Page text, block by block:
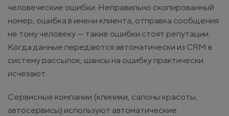
человеческие ошибки. Неправильно скопированный
номер, ошибка в имени клиента, отправка сообщения
не тому человеку — такие ошибки стоят репутации.
Когда данные передаются автоматически из CRM в
систему рассылок, шансы на ошибку практически
исчезают.
Сервисные компании (клиники, салоны красоты,
автосервисы) используют автоматические